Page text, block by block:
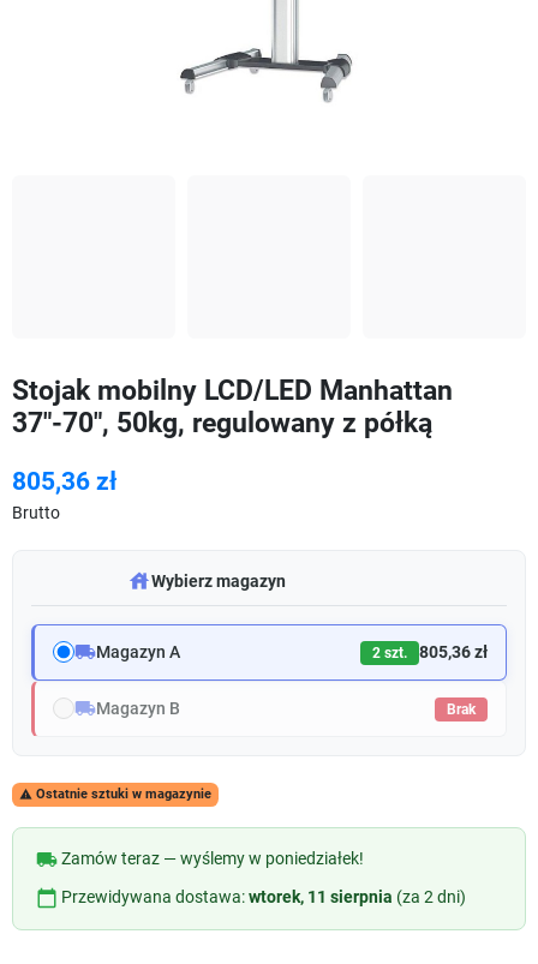
Stojak mobilny LCD/LED Manhattan
37"-70", 50kg, regulowany z półką
805,36 zł
Brutto
warehouseWybierz magazyn
local_shippingMagazyn A 2 szt. 805,36 zł
local_shippingMagazyn B Brak
 Ostatnie sztuki w magazynie
local_shippingZamów teraz — wyślemy w poniedziałek!
calendar_today Przewidywana dostawa:wtorek, 11 sierpnia (za 2 dni)